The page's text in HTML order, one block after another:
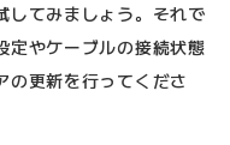
してみましょう。それで
定やケーブルの接続状態
の更新を行ってくださ